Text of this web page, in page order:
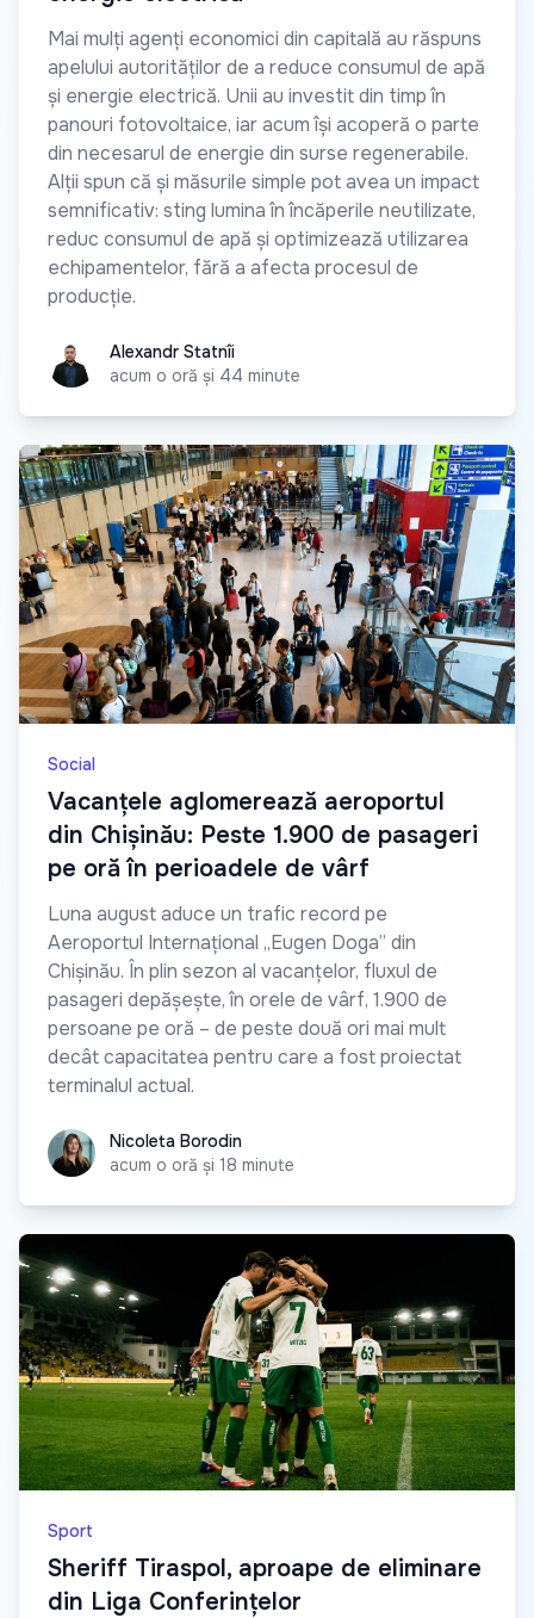
Mai mulți agenți economici din capitală au răspuns
apelului autorităților de a reduce consumul de apă
și energie electrică. Unii au investit din timp în
panouri fotovoltaice, iar acum își acoperă o parte
din necesarul de energie din surse regenerabile.
Alții spun că și măsurile simple pot avea un impact
semnificativ: sting lumina în încăperile neutilizate,
reduc consumul de apă și optimizează utilizarea
echipamentelor, fără a afecta procesul de
producție.
Alexandr Statnîi
Alexandr Statnîi
acum o oră și 44 minute
Social
Vacanțele aglomerează aeroportul
din Chișinău: Peste 1.900 de pasageri
pe oră în perioadele de vârf
Luna august aduce un trafic record pe
Aeroportul Internațional „Eugen Doga” din
Chișinău. În plin sezon al vacanțelor, fluxul de
pasageri depășește, în orele de vârf, 1.900 de
persoane pe oră – de peste două ori mai mult
decât capacitatea pentru care a fost proiectat
terminalul actual.
Nicoleta Borodin
Nicoleta Borodin
acum o oră și 18 minute
Sport
Sheriff Tiraspol, aproape de eliminare
din Liga Conferințelor